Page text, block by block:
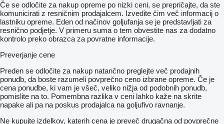
Če se odločite za nakup opreme po nizki ceni, se prepričajte, da ste
komunicirati z resničnim prodajalcem. Izvedite čim več informacij o
lastniku opreme. Eden od načinov goljufanja se je predstavljati za
resnično podjetje. V primeru suma o tem obvestite nas za dodatno
kontrolo preko obrazca za povratne informacije.
Preverjanje cene
Preden se odločite za nakup natančno preglejte več prodajnih
ponudb, da boste razumeli povprečno ceno izbrane opreme. Če je
cena ponudbe, ki vam je všeč, veliko nižja od podobnih ponudb,
pomislite na to. Pomembna razlika v ceni lahko kaže na skrite
napake ali pa na poskus prodajalca na goljufivo ravnanje.
Ne kupujte izdelkov, katerih cena je preveč drugačna od povprečne